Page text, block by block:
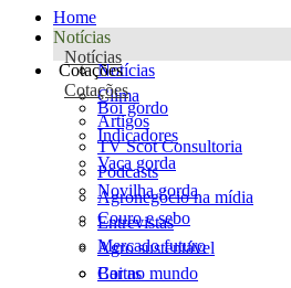
Home
Notícias
Notícias
Notícias
Clima
Artigos
TV Scot Consultoria
Podcasts
Agronegócio na mídia
Entrevistas
Agro sustentável
Cartas
Cotações
Cotações
Boi gordo
Indicadores
Vaca gorda
Novilha gorda
Couro e sebo
Mercado futuro
Boi no mundo